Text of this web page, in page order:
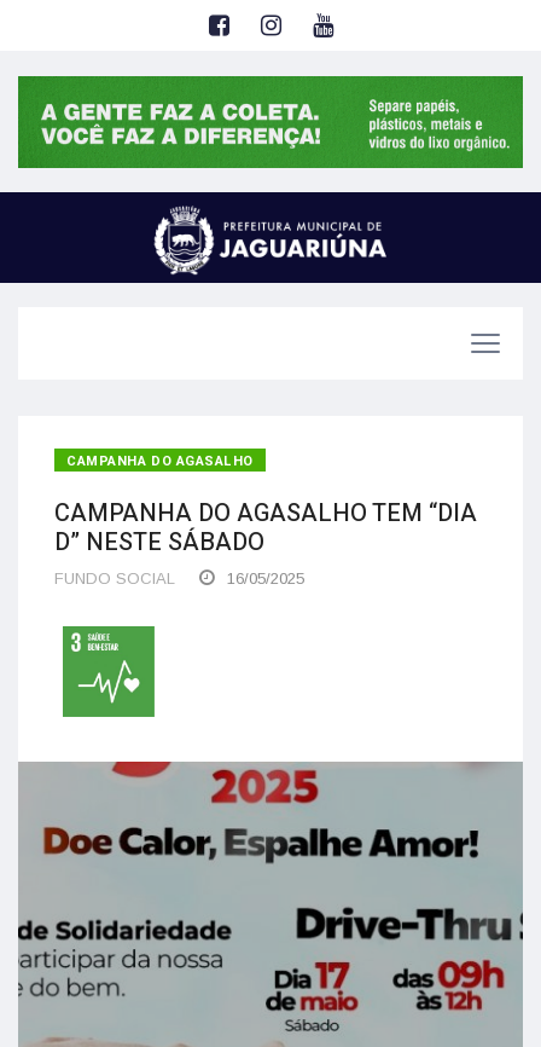
CAMPANHA DO AGASALHO
CAMPANHA DO AGASALHO TEM “DIA
D” NESTE SÁBADO
FUNDO SOCIAL 16/05/2025